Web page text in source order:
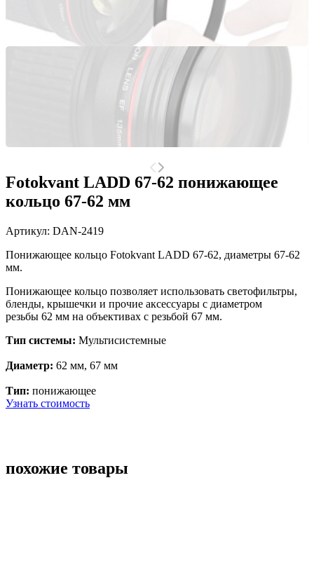
Fotokvant LADD 67-62 понижающее
кольцо 67-62 мм
Артикул: DAN-2419
Понижающее кольцо Fotokvant LADD 67-62, диаметры 67-62
мм.
Понижающее кольцо позволяет использовать светофильтры,
бленды, крышечки и прочие аксессуары с диаметром
резьбы 62 мм на объективах с резьбой 67 мм.
Тип системы: Мультисистемные
Диаметр: 62 мм, 67 мм
Тип: понижающее
Узнать стоимость
похожие товары